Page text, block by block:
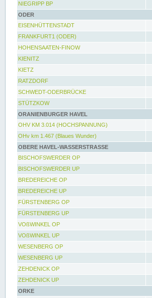
NIEGRIPP BP
ODER
EISENHÜTTENSTADT
FRANKFURT1 (ODER)
HOHENSAATEN-FINOW
KIENITZ
KIETZ
RATZDORF
SCHWEDT-ODERBRÜCKE
STÜTZKOW
ORANIENBURGER HAVEL
OHV KM 3.014 (HOCHSPANNUNG)
OHv km 1.467 (Blaues Wunder)
OBERE HAVEL-WASSERSTRASSE
BISCHOFSWERDER OP
BISCHOFSWERDER UP
BREDEREICHE OP
BREDEREICHE UP
FÜRSTENBERG OP
FÜRSTENBERG UP
VOßWINKEL OP
VOßWINKEL UP
WESENBERG OP
WESENBERG UP
ZEHDENICK OP
ZEHDENICK UP
ORKE